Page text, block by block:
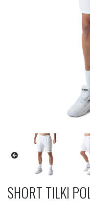
SHORT TILKI